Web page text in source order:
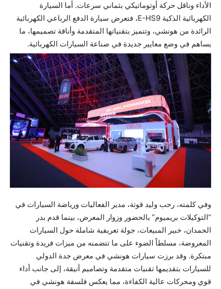
الأداء وناقل حركة أوتوماتيكي بثماني سرعات. أما السيارة
الكهربائية الذكية E-HS9، فتعرض سيارة الدفع الرباعي الكهربائية
الرائدة من هونشي، وتتميز بتقنياتها المتقدمة وأناقة تصميمها، ما
يساهم في وضع معايير جديدة في صناعة السيارات الكهربائية.
وفي كلمته، رحب وليد قوتة، مدير الفعاليات ورياضة السيارات في
“التوكيلات بريميوم” بالحضور وزوار المعرض، بينما قدم بدر
الحمدان، خبير المبيعات، جولة تعريفية شاملة حول السيارات
المعروضة، مسلطاً الضوء على ما تتضمنه من ميزات فريدة وتقنيات
مبتكرة. وقد برزت سيارات هونشي في معرض جدة الدولي
للسيارات بتقديمها تقنيات متقدمة وتصاميم أنيقة، إلى جانب أداء
قوي ومحركات عالية الكفاءة، مما يعكس فلسفة هونشي في